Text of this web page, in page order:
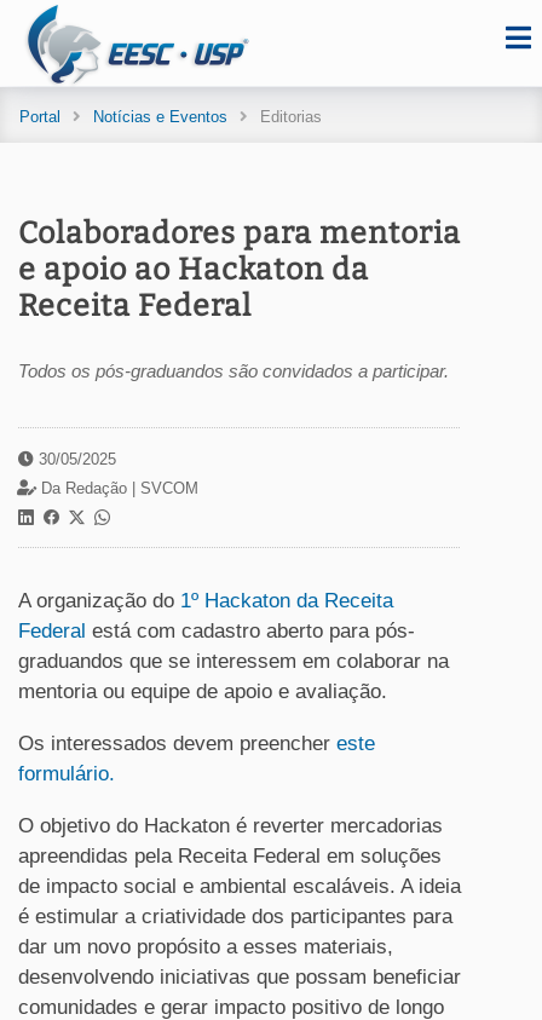
Portal Notícias e Eventos Editorias
Colaboradores para mentoria
e apoio ao Hackaton da
Receita Federal
Todos os pós-graduandos são convidados a participar.
30/05/2025
Da Redação | SVCOM
A organização do 1º Hackaton da Receita
Federal está com cadastro aberto para pós-
graduandos que se interessem em colaborar na
mentoria ou equipe de apoio e avaliação.
Os interessados devem preencher este
formulário.
O objetivo do Hackaton é reverter mercadorias
apreendidas pela Receita Federal em soluções
de impacto social e ambiental escaláveis. A ideia
é estimular a criatividade dos participantes para
dar um novo propósito a esses materiais,
desenvolvendo iniciativas que possam beneficiar
comunidades e gerar impacto positivo de longo